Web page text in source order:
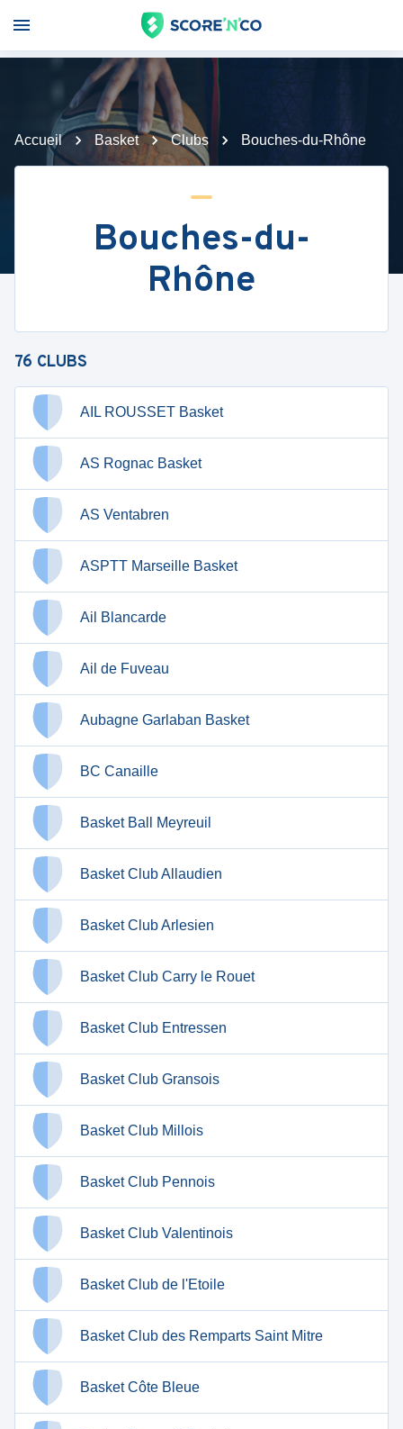
Accueil Basket Clubs Bouches-du-Rhône
Bouches-du-
Rhône
76 CLUBS
AIL ROUSSET Basket
AS Rognac Basket
AS Ventabren
ASPTT Marseille Basket
Ail Blancarde
Ail de Fuveau
Aubagne Garlaban Basket
BC Canaille
Basket Ball Meyreuil
Basket Club Allaudien
Basket Club Arlesien
Basket Club Carry le Rouet
Basket Club Entressen
Basket Club Gransois
Basket Club Millois
Basket Club Pennois
Basket Club Valentinois
Basket Club de l'Etoile
Basket Club des Remparts Saint Mitre
Basket Côte Bleue